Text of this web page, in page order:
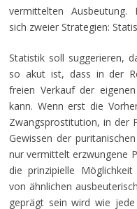
vermittelten Ausbeutung.
sich zweier Strategien:
Statistik soll suggerieren,
so akut ist, dass in der
freien Verkauf der
kann. Wenn erst die
Zwangsprostitution, in der
Gewissen der
nur vermittelt erzwungene
die prinzipielle
von ähnlichen
geprägt sein wird wie